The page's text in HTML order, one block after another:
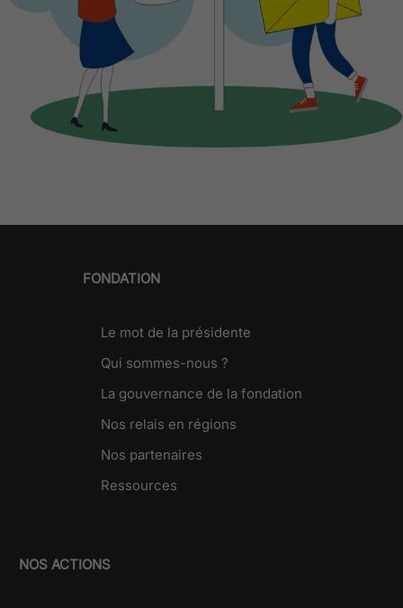
FONDATION
Le mot de la présidente
Qui sommes-nous ?
La gouvernance de la fondation
Nos relais en régions
Nos partenaires
Ressources
NOS ACTIONS